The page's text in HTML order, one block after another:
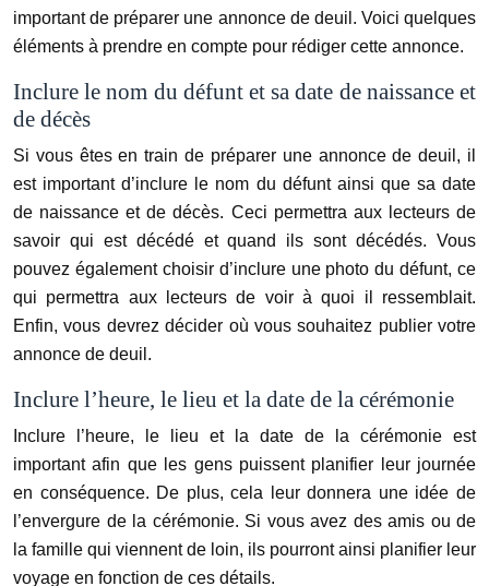
important de préparer une annonce de deuil. Voici quelques
éléments à prendre en compte pour rédiger cette annonce.
Inclure le nom du défunt et sa date de naissance et
de décès
Si vous êtes en train de préparer une annonce de deuil, il
est important d’inclure le nom du défunt ainsi que sa date
de naissance et de décès. Ceci permettra aux lecteurs de
savoir qui est décédé et quand ils sont décédés. Vous
pouvez également choisir d’inclure une photo du défunt, ce
qui permettra aux lecteurs de voir à quoi il ressemblait.
Enfin, vous devrez décider où vous souhaitez publier votre
annonce de deuil.
Inclure l’heure, le lieu et la date de la cérémonie
Inclure l’heure, le lieu et la date de la cérémonie est
important afin que les gens puissent planifier leur journée
en conséquence. De plus, cela leur donnera une idée de
l’envergure de la cérémonie. Si vous avez des amis ou de
la famille qui viennent de loin, ils pourront ainsi planifier leur
voyage en fonction de ces détails.